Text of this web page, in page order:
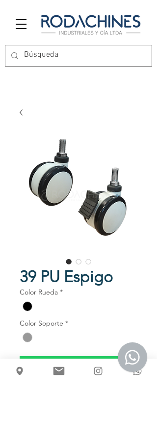
39 PU Espigo
Color Rueda *
Color Soporte *
Talk to us